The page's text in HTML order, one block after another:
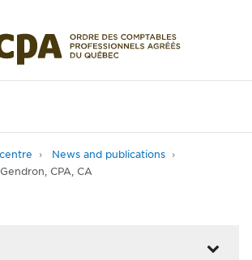
News and publications
CPA, CA